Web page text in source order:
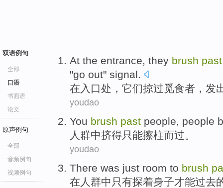
双语例句
全部
口语
书面语
论文
原声例句
全部
音频例句
视频例句
At the entrance, they brush past
"go out" signal.
在 入口处 ， 它们掠过觅食者， 发
youdao
You brush past people, people
人群中挤得只能擦柱而过。
youdao
There was just room to brush
在 人群中 只有探着身子才能过去